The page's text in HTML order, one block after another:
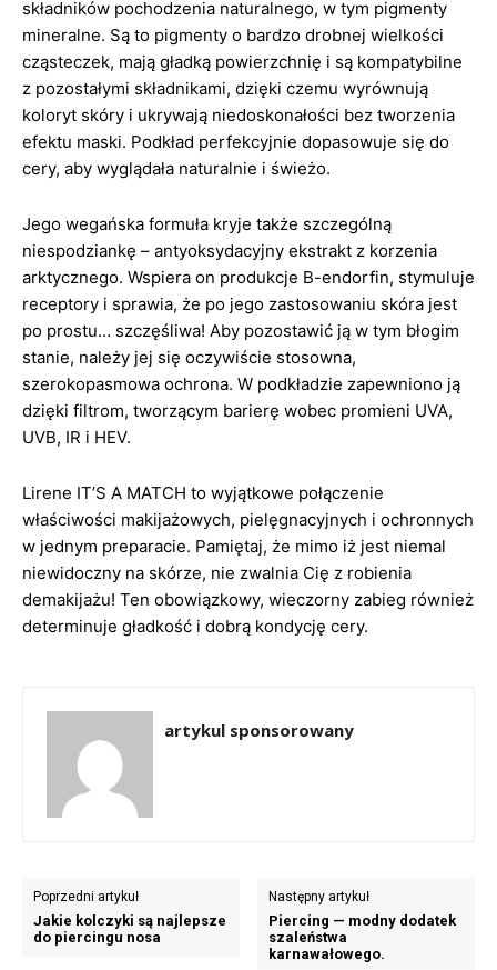
składników pochodzenia naturalnego, w tym pigmenty
mineralne. Są to pigmenty o bardzo drobnej wielkości
cząsteczek, mają gładką powierzchnię i są kompatybilne
z pozostałymi składnikami, dzięki czemu wyrównują
koloryt skóry i ukrywają niedoskonałości bez tworzenia
efektu maski. Podkład perfekcyjnie dopasowuje się do
cery, aby wyglądała naturalnie i świeżo.
Jego wegańska formuła kryje także szczególną
niespodziankę – antyoksydacyjny ekstrakt z korzenia
arktycznego. Wspiera on produkcje B-endorfin, stymuluje
receptory i sprawia, że po jego zastosowaniu skóra jest
po prostu… szczęśliwa! Aby pozostawić ją w tym błogim
stanie, należy jej się oczywiście stosowna,
szerokopasmowa ochrona. W podkładzie zapewniono ją
dzięki filtrom, tworzącym barierę wobec promieni UVA,
UVB, IR i HEV.
Lirene IT’S A MATCH to wyjątkowe połączenie
właściwości makijażowych, pielęgnacyjnych i ochronnych
w jednym preparacie. Pamiętaj, że mimo iż jest niemal
niewidoczny na skórze, nie zwalnia Cię z robienia
demakijażu! Ten obowiązkowy, wieczorny zabieg również
determinuje gładkość i dobrą kondycję cery.
artykul sponsorowany
Poprzedni artykuł
Jakie kolczyki są najlepsze
do piercingu nosa
Następny artykuł
Piercing — modny dodatek
szaleństwa
karnawałowego.